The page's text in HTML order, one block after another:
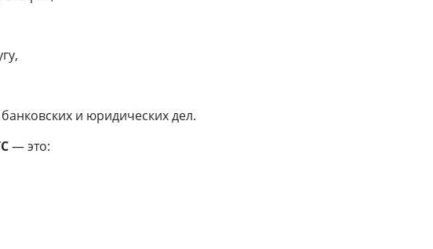
и юридических дел.
— это: